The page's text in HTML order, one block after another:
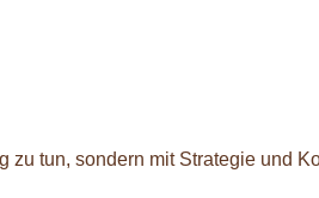
tun, sondern mit Strategie und